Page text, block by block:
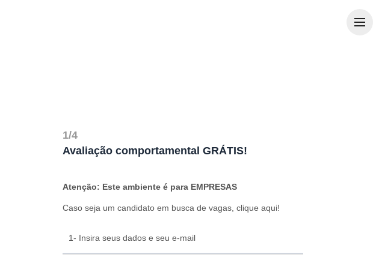
1/4
Avaliação comportamental GRÁTIS!
Atenção: Este ambiente é para EMPRESAS
Caso seja um candidato em busca de vagas, clique aqui!
1- Insira seus dados e seu e-mail